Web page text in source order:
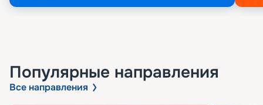
Популярные направления
Все направления